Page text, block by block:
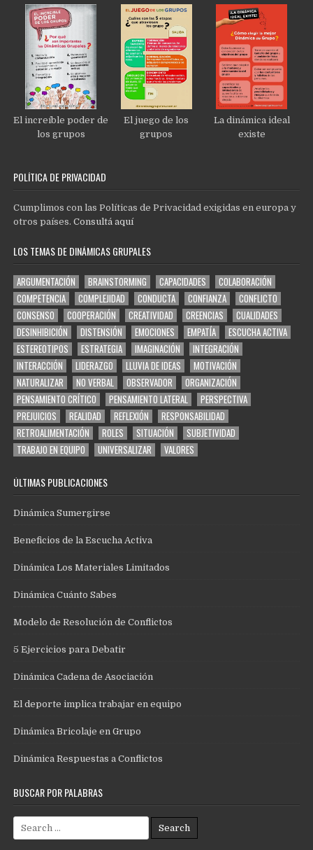
El increíble poder de
los grupos
El juego de los
grupos
La dinámica ideal
existe
POLÍTICA DE PRIVACIDAD
Cumplimos con las Políticas de Privacidad exigidas en europa y
otros países.Consultá aquí
LOS TEMAS DE DINÁMICAS GRUPALES
ARGUMENTACIÓN BRAINSTORMING CAPACIDADES
COLABORACIÓN
COMPETENCIA
COMPLEJIDAD CONDUCTA CONFIANZA
CONFLICTO
CONSENSO
COOPERACIÓN CREATIVIDAD CREENCIAS
CUALIDADES
DESINHIBICIÓN
DISTENSIÓN EMOCIONES EMPATÍA
ESCUCHA ACTIVA
ESTEREOTIPOS
ESTRATEGIA IMAGINACIÓN
INTEGRACIÓN
INTERACCIÓN
LIDERAZGO LLUVIA DE IDEAS
MOTIVACIÓN
NATURALIZAR
NO VERBAL OBSERVADOR
ORGANIZACIÓN
PENSAMIENTO CRÍTICO
PENSAMIENTO LATERAL
PERSPECTIVA
PREJUICIOS
REALIDAD REFLEXIÓN
RESPONSABILIDAD
RETROALIMENTACIÓN
ROLES SITUACIÓN
SUBJETIVIDAD
TRABAJO EN EQUIPO
UNIVERSALIZAR VALORES
ÚLTIMAS PUBLICACIONES
Dinámica Sumergirse
Beneficios de la Escucha Activa
Dinámica Los Materiales Limitados
Dinámica Cuánto Sabes
Modelo de Resolución de Conflictos
5 Ejercicios para Debatir
Dinámica Cadena de Asociación
El deporte implica trabajar en equipo
Dinámica Bricolaje en Grupo
Dinámica Respuestas a Conflictos
BUSCAR POR PALABRAS
Search
for: